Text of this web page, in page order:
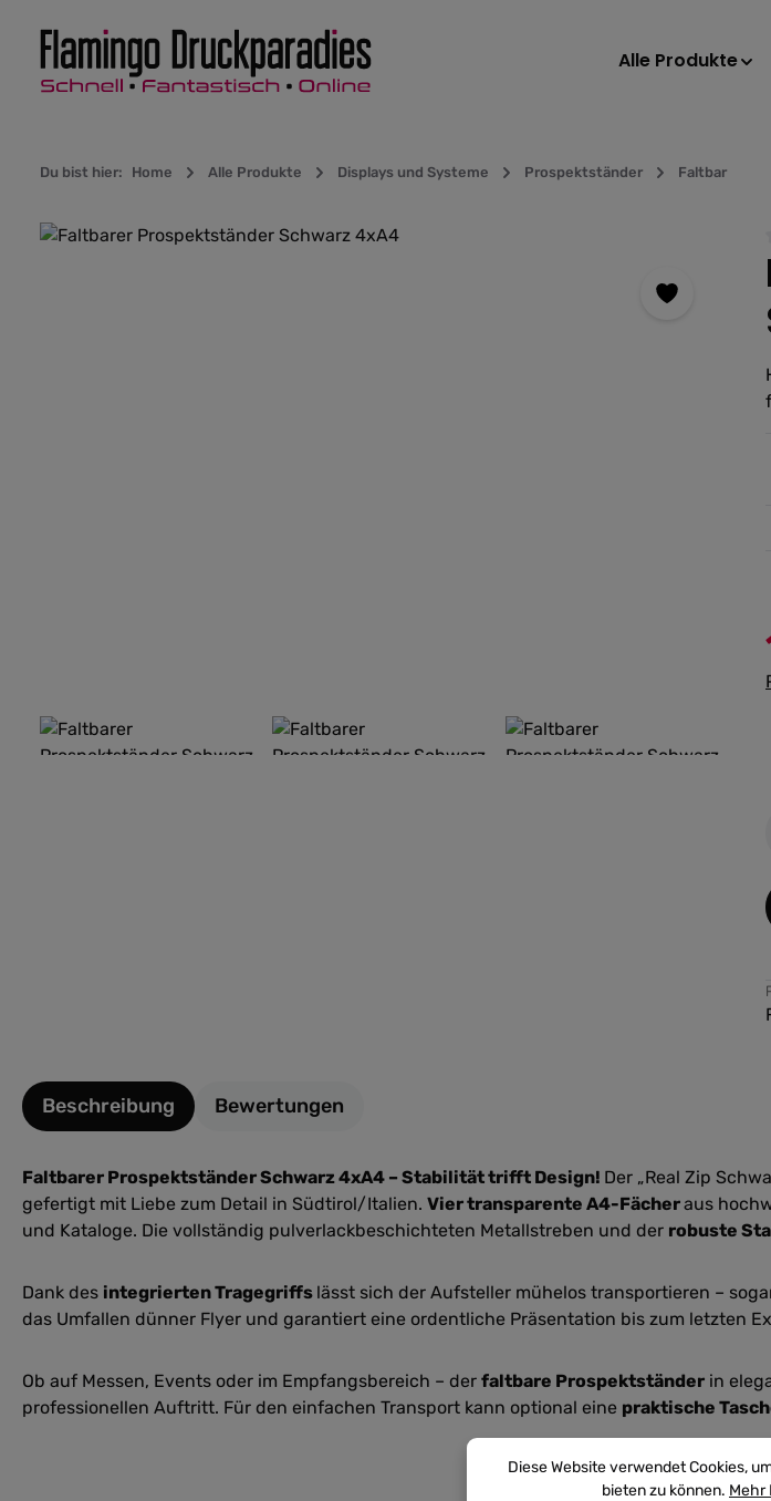
Hauptnavigation springen
Alle Produkte
Du bist hier: Home Alle Produkte Displays und Systeme Prospektständer Faltbar
Bildergalerie überspringen
Beschreibung Bewertungen
Faltbarer Prospektständer Schwarz 4xA4 – Stabilität trifft Design! Der „Real Zip
gefertigt mit Liebe zum Detail in Südtirol/Italien. Vier transparente A4-Fächeraus
und Kataloge. Die vollständig pulverlackbeschichteten Metallstreben und der robuste
Dank des integrierten Tragegriffs lässt sich der Aufsteller mühelos transportieren –
das Umfallen dünner Flyer und garantiert eine ordentliche Präsentation bis zum letzten
Ob auf Messen, Events oder im Empfangsbereich – der faltbare Prospektständer in
professionellen Auftritt. Für den einfachen Transport kann optional eine praktische
Diese Website verwendet Cookies,
bieten zu können. Mehr